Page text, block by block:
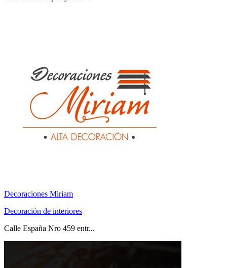
Decoraciones Miriam
Decoración de interiores
Calle España Nro 459 entr...